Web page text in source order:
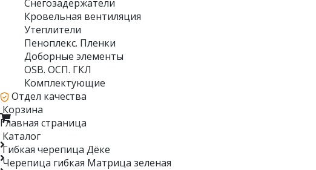
Снегозадержатели
Кровельная вентиляция
Утеплители
Пеноплекс. Пленки
Доборные элементы
OSB. ОСП. ГКЛ
Комплектующие
Отдел качества
Корзина
Главная страница
Каталог
Гибкая черепица Дёке
Черепица гибкая Матрица зеленая